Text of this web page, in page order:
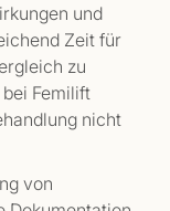
und
Zeit für
zu
Femilift
nicht
von